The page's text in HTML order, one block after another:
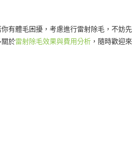
有體毛困擾，考慮進行雷射除毛，不妨先
於雷射除毛效果與費用分析 ，隨時歡迎來